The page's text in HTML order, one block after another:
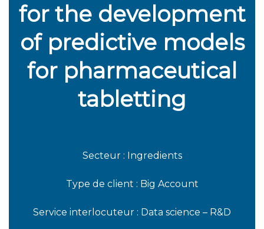
for the development
of predictive models
for pharmaceutical
tabletting
Secteur : Ingredients
Type de client : Big Account
Service interlocuteur : Data science – R&D